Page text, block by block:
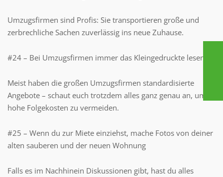
Umzugsfirmen sind Profis: Sie transportieren große und
zerbrechliche Sachen zuverlässig ins neue Zuhause.
#24 – Bei Umzugsfirmen immer das Kleingedruckte lesen
Meist haben die großen Umzugsfirmen standardisierte
Angebote – schaut euch trotzdem alles ganz genau an, um
hohe Folgekosten zu vermeiden.
#25 – Wenn du zur Miete einziehst, mache Fotos von deiner
alten sauberen und der neuen Wohnung
Falls es im Nachhinein Diskussionen gibt, hast du alles